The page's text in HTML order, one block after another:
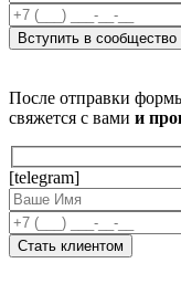
После отправки
свяжется с вами и
[telegram]